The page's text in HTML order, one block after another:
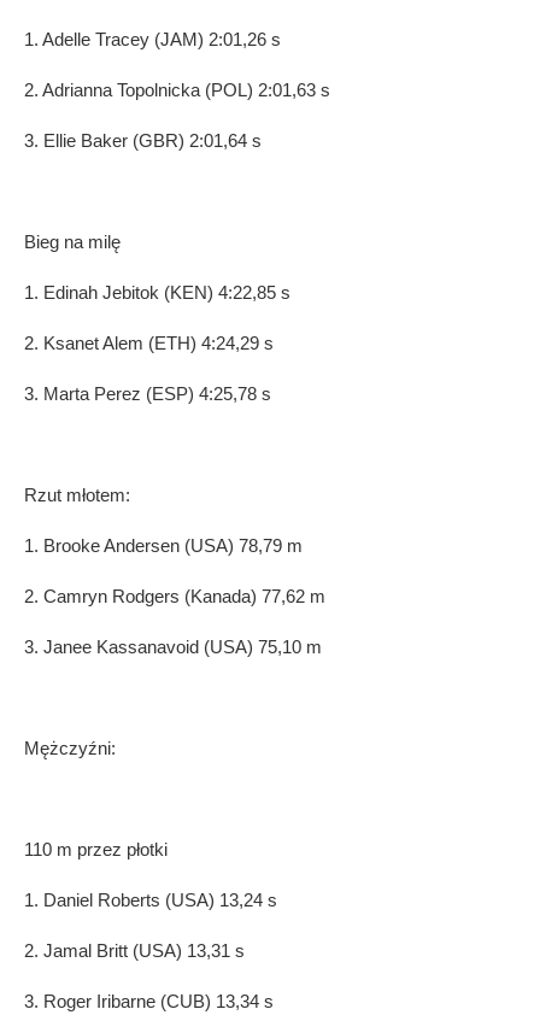
1. Adelle Tracey (JAM) 2:01,26 s
2. Adrianna Topolnicka (POL) 2:01,63 s
3. Ellie Baker (GBR) 2:01,64 s
Bieg na milę
1. Edinah Jebitok (KEN) 4:22,85 s
2. Ksanet Alem (ETH) 4:24,29 s
3. Marta Perez (ESP) 4:25,78 s
Rzut młotem:
1. Brooke Andersen (USA) 78,79 m
2. Camryn Rodgers (Kanada) 77,62 m
3. Janee Kassanavoid (USA) 75,10 m
Mężczyźni:
110 m przez płotki
1. Daniel Roberts (USA) 13,24 s
2. Jamal Britt (USA) 13,31 s
3. Roger Iribarne (CUB) 13,34 s